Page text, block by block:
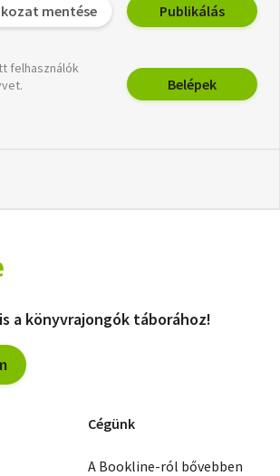
mentése Publikálás
felhasználók
Belépek
a könyvrajongók táborához!
Cégünk
A Bookline-ról bővebben